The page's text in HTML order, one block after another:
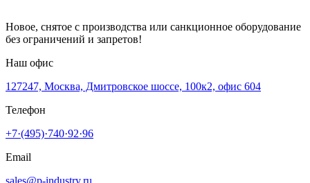
Новое, снятое с производства или санкционное оборудование
без ограничений и запретов!
Наш офис
127247, Москва, Дмитровское шоссе, 100к2, офис 604
Телефон
+7·(495)·740·92·96
Email
sales@p-industry.ru